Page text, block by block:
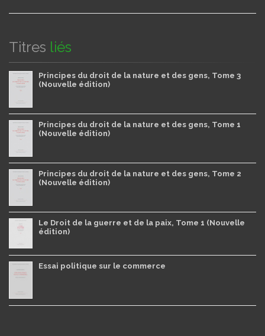
Titres liés
Principes du droit de la nature et des gens, Tome 3
(Nouvelle édition)
Principes du droit de la nature et des gens, Tome 1
(Nouvelle édition)
Principes du droit de la nature et des gens, Tome 2
(Nouvelle édition)
Le Droit de la guerre et de la paix, Tome 1 (Nouvelle
édition)
Essai politique sur le commerce